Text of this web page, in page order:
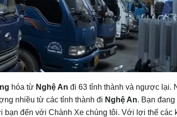
hóa từ Nghệ An đi 63 tỉnh thành và ngược lại.
nhiều từ các tỉnh thành đi Nghệ An . Bạn
bạn đến với Chành Xe chúng tôi. Với lợi thế các